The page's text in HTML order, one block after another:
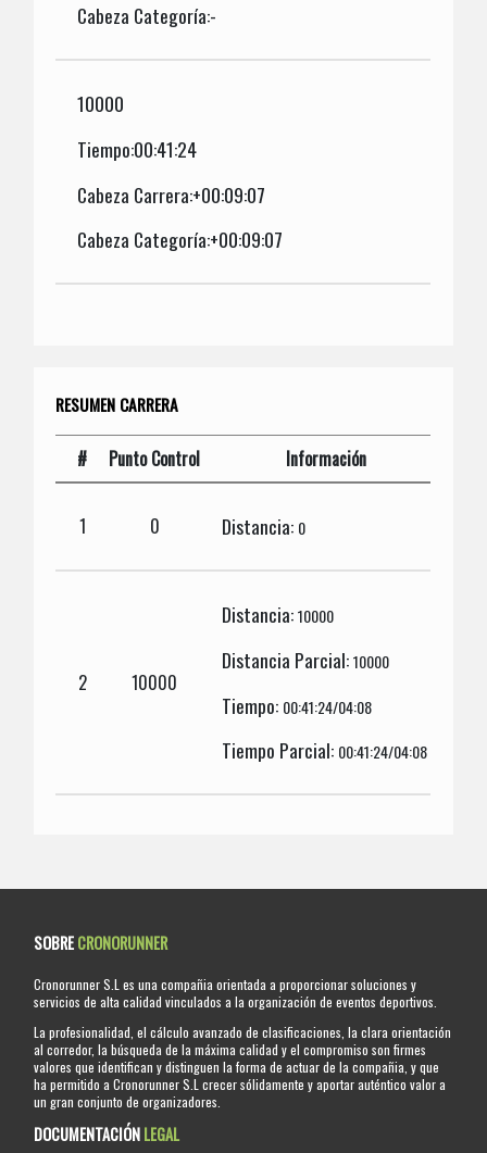
Cabeza Categoría:-
10000
Tiempo:00:41:24
Cabeza Carrera:+00:09:07
Cabeza Categoría:+00:09:07
RESUMEN CARRERA
# Punto Control Información
1 0 Distancia: 0
2 10000
Distancia:10000
Distancia Parcial:10000
Tiempo: 00:41:24/04:08
Tiempo Parcial: 00:41:24/04:08
SOBRECRONORUNNER
Cronorunner S.L es una compañia orientada a proporcionar soluciones y
servicios de alta calidad vinculados a la organización de eventos deportivos.
La profesionalidad, el cálculo avanzado de clasificaciones, la clara orientación
al corredor, la búsqueda de la máxima calidad y el compromiso son firmes
valores que identifican y distinguen la forma de actuar de la compañia, y que
ha permitido a Cronorunner S.L crecer sólidamente y aportar auténtico valor a
un gran conjunto de organizadores.
DOCUMENTACIÓNLEGAL